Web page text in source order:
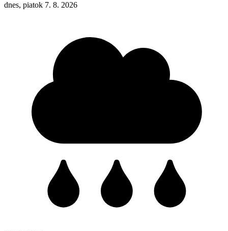
dnes, piatok 7. 8. 2026